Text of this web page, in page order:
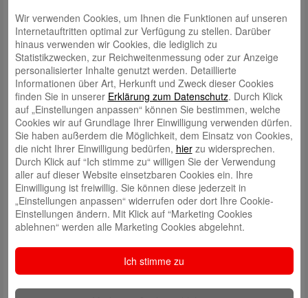
Zwischenzeit von vielen Sport­vereinen genutzt“, ergänzt Stolze.
„Für den Bremerhavener Sport“, ergänzt der Vorsitzende des
Kreissportbundes Bremerhaven Frank Schildt, „bin ich sehr froh darüber,
dass auch in diesem Jahr die WESPA die Sportvereine weiterhin
finanziell unterstützt. Es besteht aber nicht nur die Chance für die
Sportvereine ihre Projekte zu realisieren, sondern es werden auch 14
Übungsleiter/innen mit einem Zuschuss für ihre Aus- oder Fortbildung
bedacht. Diese Förderung ist genauso wichtig wie die Anschaffung von
Sportgeräten, sichert sie doch den nötigen Nachwuchs, aber auch die
erforderlich Qualifikation der Übungsleiter/innen ab.“
Die Ausschüttungen aus dem Sport-Fonds finden jeweils zweimal im
Jahr statt. Die Anträge für den Sport-Fonds, die Sport-Paten­schaften
und für das Sport-Stipendium finden Interessierte unterwww.wespa.de
Für weitere Informationen und Fragen:
Thomas Rebstock
Wir verwenden Cookies, um Ihnen die Funktionen auf unseren
Internetauftritten optimal zur Verfügung zu stellen. Darüber
hinaus verwenden wir Cookies, die lediglich zu
Statistikzwecken, zur Reichweitenmessung oder zur Anzeige
personalisierter Inhalte genutzt werden. Detaillierte
Informationen über Art, Herkunft und Zweck dieser Cookies
finden Sie in unserer Erklärung zum Datenschutz. Durch Klick
auf „Einstellungen anpassen“ können Sie bestimmen, welche
Cookies wir auf Grundlage Ihrer Einwilligung verwenden dürfen.
Sie haben außerdem die Möglichkeit, dem Einsatz von Cookies,
die nicht Ihrer Einwilligung bedürfen, hierzu widersprechen.
Durch Klick auf “Ich stimme zu“ willigen Sie der Verwendung
aller auf dieser Website einsetzbaren Cookies ein. Ihre
Einwilligung ist freiwillig. Sie können diese jederzeit in
„Einstellungen anpassen“ widerrufen oder dort Ihre Cookie-
Einstellungen ändern. Mit Klick auf “Marketing Cookies
ablehnen“ werden alle Marketing Cookies abgelehnt.
Ich stimme zu